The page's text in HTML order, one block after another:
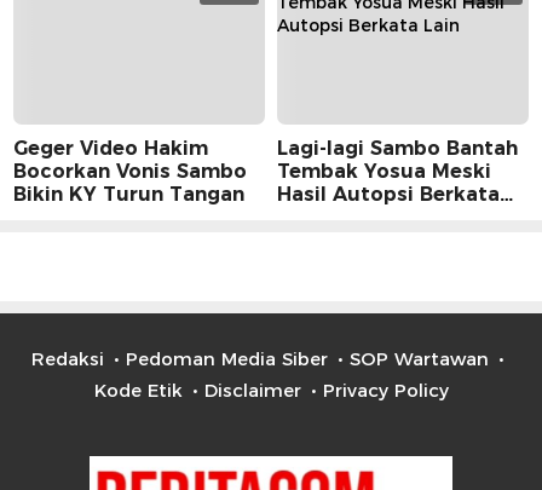
Geger Video Hakim
Bocorkan Vonis Sambo
Bikin KY Turun Tangan
Lagi-lagi Sambo Bantah
Tembak Yosua Meski
Hasil Autopsi Berkata
Redaksi Pedoman Media Siber
SOP Wartawan
Kode Etik
Disclaimer Privacy Policy